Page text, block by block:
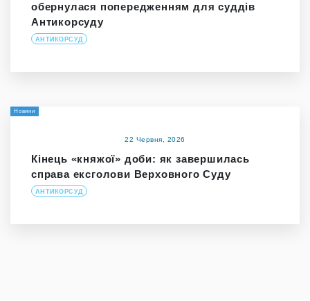
обернулася попередженням для суддів
Антикорсуду
АНТИКОРСУД
Новини
22 Червня, 2026
Кінець «княжої» доби: як завершилась
справа ексголови Верховного Суду
АНТИКОРСУД